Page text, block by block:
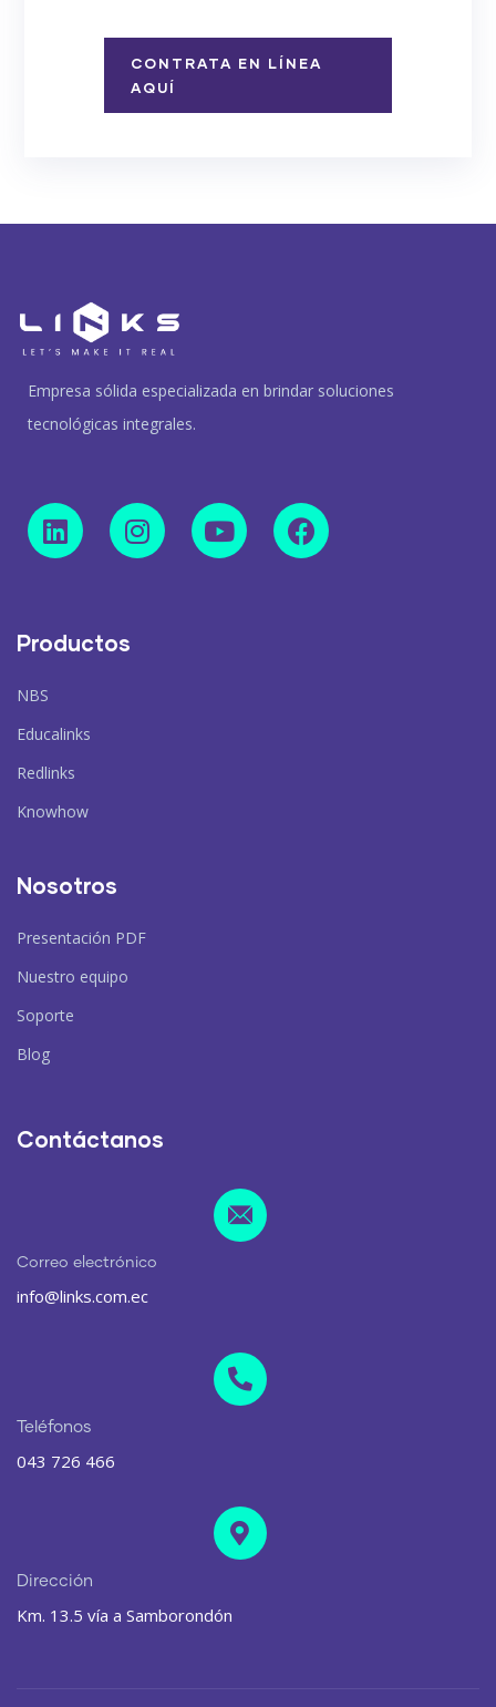
CONTRATA EN LÍNEA
AQUÍ
Empresa sólida especializada en brindar soluciones
tecnológicas integrales.
Productos
NBS
Educalinks
Redlinks
Knowhow
Nosotros
Presentación PDF
Nuestro equipo
Soporte
Blog
Contáctanos
Correo electrónico
info@links.com.ec
Teléfonos
043 726 466
Dirección
Km. 13.5 vía a Samborondón